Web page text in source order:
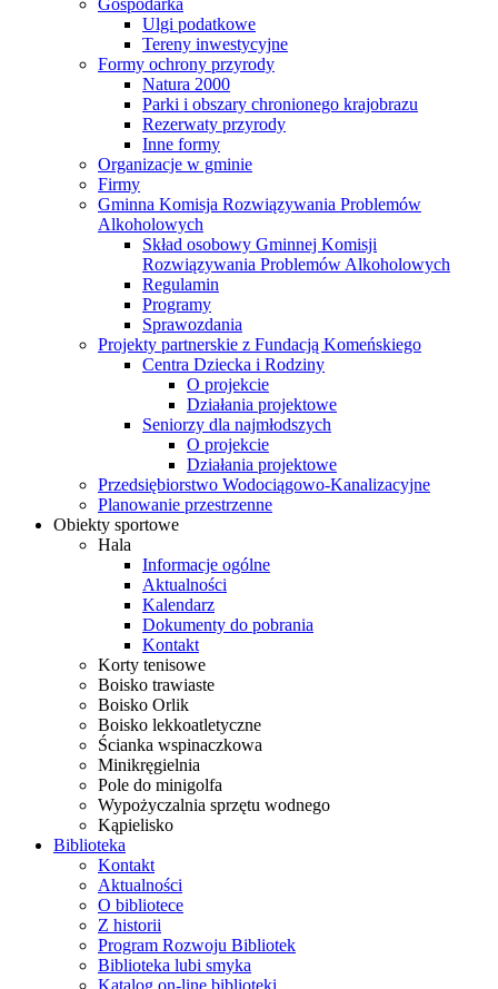
Gospodarka
Ulgi podatkowe
Tereny inwestycyjne
Formy ochrony przyrody
Natura 2000
Parki i obszary chronionego krajobrazu
Rezerwaty przyrody
Inne formy
Organizacje w gminie
Firmy
Gminna Komisja Rozwiązywania Problemów
Alkoholowych
Skład osobowy Gminnej Komisji
Rozwiązywania Problemów Alkoholowych
Regulamin
Programy
Sprawozdania
Projekty partnerskie z Fundacją Komeńskiego
Centra Dziecka i Rodziny
O projekcie
Działania projektowe
Seniorzy dla najmłodszych
O projekcie
Działania projektowe
Przedsiębiorstwo Wodociągowo-Kanalizacyjne
Planowanie przestrzenne
Obiekty sportowe
Hala
Informacje ogólne
Aktualności
Kalendarz
Dokumenty do pobrania
Kontakt
Korty tenisowe
Boisko trawiaste
Boisko Orlik
Boisko lekkoatletyczne
Ścianka wspinaczkowa
Minikręgielnia
Pole do minigolfa
Wypożyczalnia sprzętu wodnego
Kąpielisko
Biblioteka
Kontakt
Aktualności
O bibliotece
Z historii
Program Rozwoju Bibliotek
Biblioteka lubi smyka
Katalog on-line biblioteki